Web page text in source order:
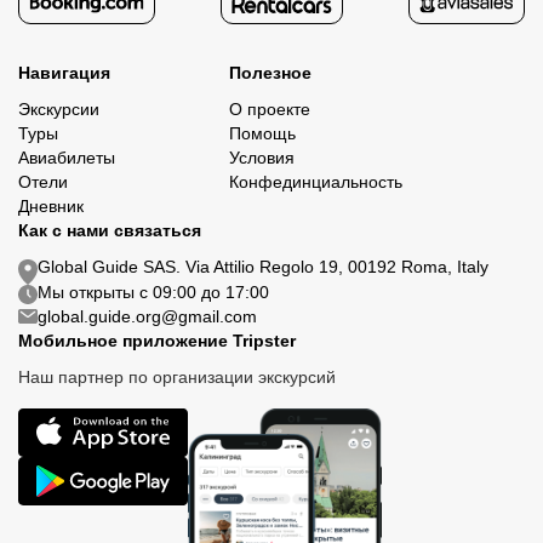
Навигация
Экскурсии
Туры
Авиабилеты
Отели
Дневник
Полезное
О проекте
Помощь
Условия
Конфединциальность
Как с нами связаться
Global Guide SAS. Via Attilio Regolo 19, 00192 Roma, Italy
Мы открыты с 09:00 до 17:00
global.guide.org@gmail.com
Мобильное приложение Tripster
Наш партнер по организации экскурсий